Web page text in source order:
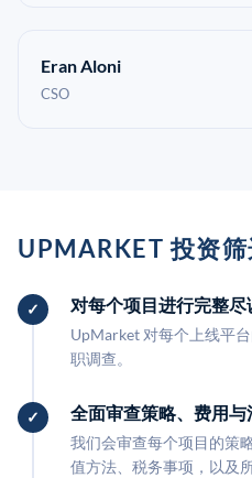
Eran Aloni
CSO
UPMARKET 投资
对每个项目进行完整尽
UpMarket 对每个上线平
职调查。
全面审查策略、费用与
我们会审查每个项目的策
值方法、税务事项，以及